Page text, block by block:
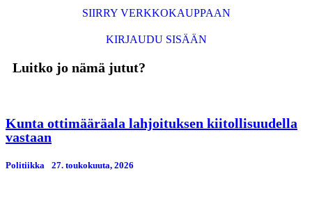
SIIRRY VERKKOKAUPPAAN
KIRJAUDU SISÄÄN
Luitko jo nämä jutut?
Kunta ottimääräala lahjoituksen kiitollisuudella
vastaan
Politiikka 27. toukokuuta, 2026